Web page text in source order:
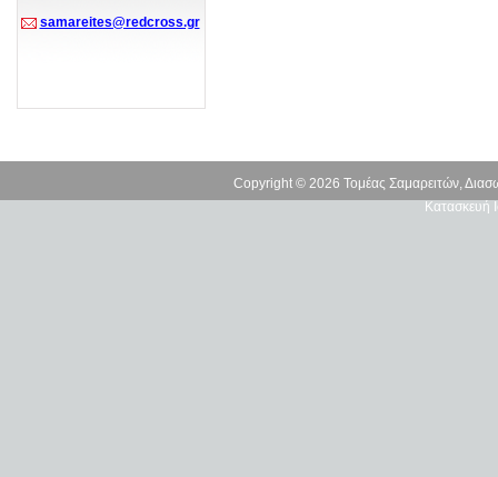
samareites@redcross.gr
Copyright © 2026 Τομέας Σαμαρειτών,
Κατασκευή